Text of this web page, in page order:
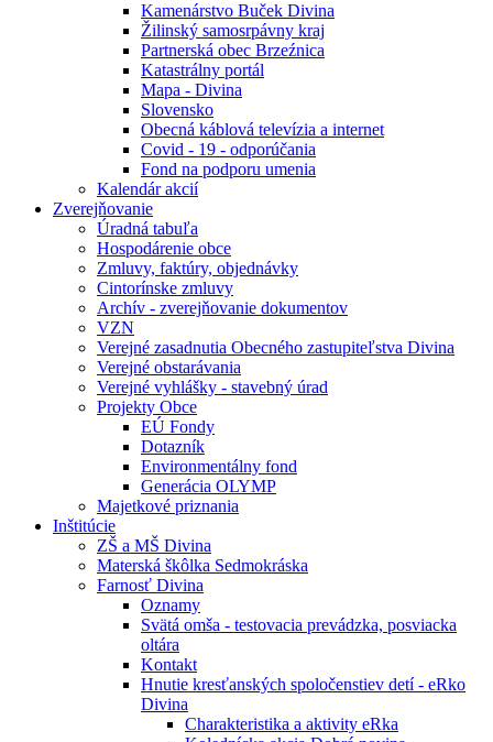
Kamenárstvo Buček Divina
Žilinský samosrpávny kraj
Partnerská obec Brzeźnica
Katastrálny portál
Mapa - Divina
Slovensko
Obecná káblová televízia a internet
Covid - 19 - odporúčania
Fond na podporu umenia
Kalendár akcií
Zverejňovanie
Úradná tabuľa
Hospodárenie obce
Zmluvy, faktúry, objednávky
Cintorínske zmluvy
Archív - zverejňovanie dokumentov
VZN
Verejné zasadnutia Obecného zastupiteľstva Divina
Verejné obstarávania
Verejné vyhlášky - stavebný úrad
Projekty Obce
EÚ Fondy
Dotazník
Environmentálny fond
Generácia OLYMP
Majetkové priznania
Inštitúcie
ZŠ a MŠ Divina
Materská škôlka Sedmokráska
Farnosť Divina
Oznamy
Svätá omša - testovacia prevádzka, posviacka
oltára
Kontakt
Hnutie kresťanských spoločenstiev detí - eRko
Divina
Charakteristika a aktivity eRka